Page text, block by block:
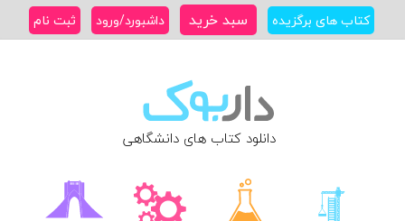
کتاب های برگزیده سبد خرید داشبورد/ورود ثبت نام
دانلود کتاب های دانشگاهی